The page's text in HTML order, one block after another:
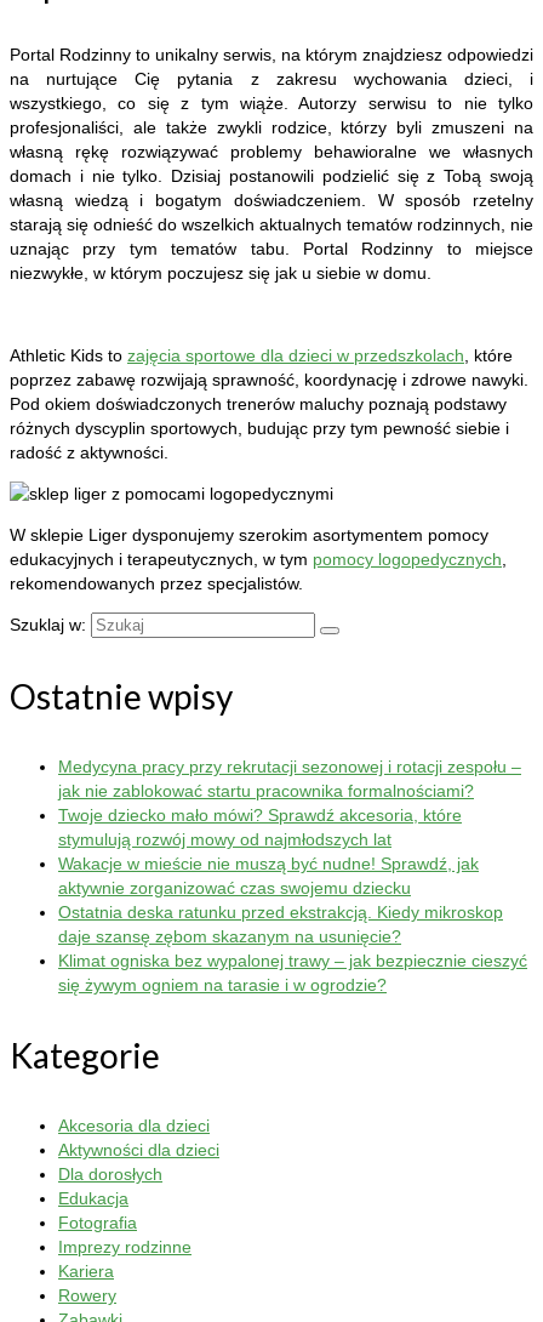
Portal Rodzinny to unikalny serwis, na którym znajdziesz odpowiedzi
na nurtujące Cię pytania z zakresu wychowania dzieci, i
wszystkiego, co się z tym wiąże. Autorzy serwisu to nie tylko
profesjonaliści, ale także zwykli rodzice, którzy byli zmuszeni na
własną rękę rozwiązywać problemy behawioralne we własnych
domach i nie tylko. Dzisiaj postanowili podzielić się z Tobą swoją
własną wiedzą i bogatym doświadczeniem. W sposób rzetelny
starają się odnieść do wszelkich aktualnych tematów rodzinnych, nie
uznając przy tym tematów tabu. Portal Rodzinny to miejsce
niezwykłe, w którym poczujesz się jak u siebie w domu.
Athletic Kids to zajęcia sportowe dla dzieci w przedszkolach , które
poprzez zabawę rozwijają sprawność, koordynację i zdrowe nawyki.
Pod okiem doświadczonych trenerów maluchy poznają podstawy
różnych dyscyplin sportowych, budując przy tym pewność siebie i
radość z aktywności.
W sklepie Liger dysponujemy szerokim asortymentem pomocy
edukacyjnych i terapeutycznych, w tym pomocy logopedycznych
rekomendowanych przez specjalistów.
Szuklaj w:
Ostatnie wpisy
Medycyna pracy przy rekrutacji sezonowej i rotacji zespołu –
jak nie zablokować startu pracownika formalnościami?
Twoje dziecko mało mówi? Sprawdź akcesoria, które
stymulują rozwój mowy od najmłodszych lat
Wakacje w mieście nie muszą być nudne! Sprawdź, jak
aktywnie zorganizować czas swojemu dziecku
Ostatnia deska ratunku przed ekstrakcją. Kiedy mikroskop
daje szansę zębom skazanym na usunięcie?
Klimat ogniska bez wypalonej trawy – jak bezpiecznie cieszyć
się żywym ogniem na tarasie i w ogrodzie?
Kategorie
Akcesoria dla dzieci
Aktywności dla dzieci
Dla dorosłych
Edukacja
Fotografia
Imprezy rodzinne
Kariera
Rowery